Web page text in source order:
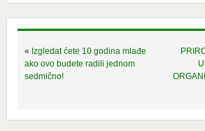
« Izgledat ćete 10 godina mlađe
ako ovo budete radili jednom
sedmično!